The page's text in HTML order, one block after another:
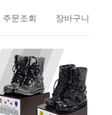
주문조회 장바구니